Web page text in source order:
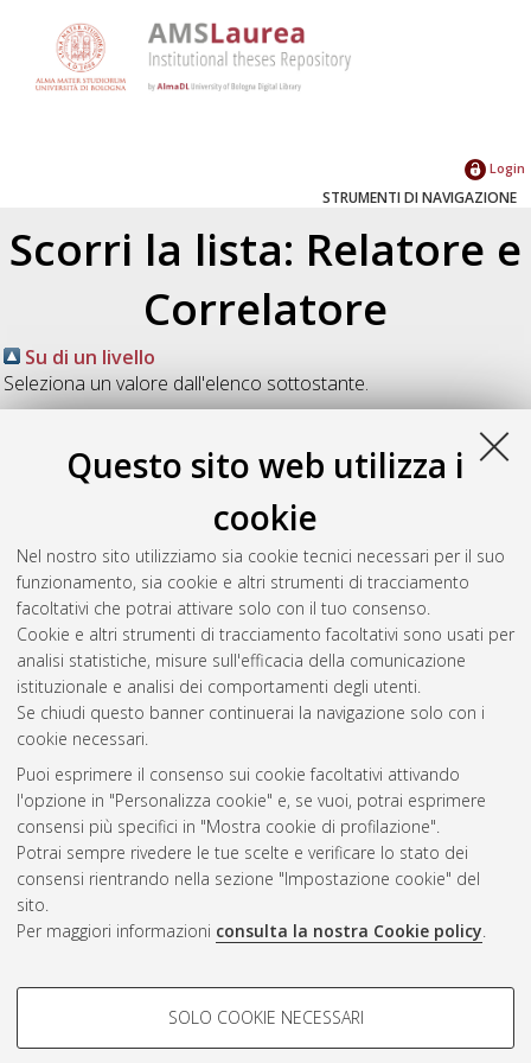
Questo sito web utilizza i
cookie
Nel nostro sito utilizziamo sia cookie tecnici necessari per il suo
funzionamento, sia cookie e altri strumenti di tracciamento
facoltativi che potrai attivare solo con il tuo consenso.
Cookie e altri strumenti di tracciamento facoltativi sono usati per
analisi statistiche, misure sull'efficacia della comunicazione
istituzionale e analisi dei comportamenti degli utenti.
Se chiudi questo banner continuerai la navigazione solo con i
cookie necessari.
Puoi esprimere il consenso sui cookie facoltativi attivando
l'opzione in "Personalizza cookie" e, se vuoi, potrai esprimere
consensi più specifici in "Mostra cookie di profilazione".
Potrai sempre rivedere le tue scelte e verificare lo stato dei
consensi rientrando nella sezione "Impostazione cookie" del
sito.
Per maggiori informazioni consulta la nostra Cookie policy.
COOKIE DI PROFILAZIONE -
SOLO COOKIE NECESSARI
Login
STRUMENTI DI NAVIGAZIONE
Scorri la lista: Relatore e
Correlatore
Su di un livello
Seleziona un valore dall'elenco sottostante.
2025(5)
2022(7)
2019(6)
2018(7)
2017 (10)
2016(5)
2015(1)
2014(1)
Atom
Rss 1.0
Rss 2.0
AMS Laurea
Impostazioni Cookie
Informativa sulla privacy
Condizioni d’uso del sito